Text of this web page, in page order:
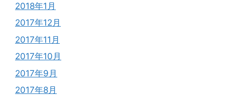
2018年1月
2017年12月
2017年11月
2017年10月
2017年9月
2017年8月